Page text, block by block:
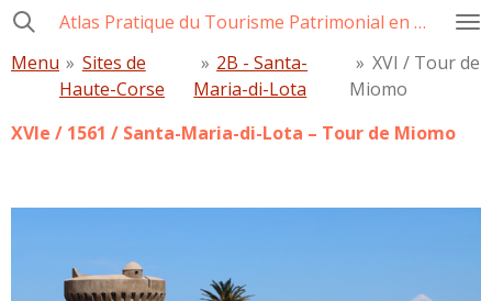
Passer
contenu
principal
Atlas Pratique du Tourisme Patrimonial en Corse
Menu » Sites de
Haute-Corse
» 2B - Santa-
Maria-di-Lota
» XVI / Tour de
Miomo
XVIe / 1561 / Santa-Maria-di-Lota – Tour de Miomo